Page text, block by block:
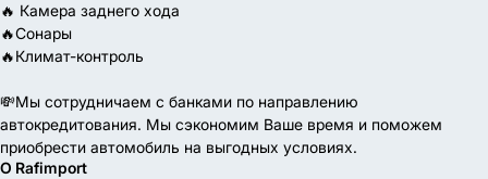
🔥 Камера заднего хода
🔥Сонары
🔥Климат-контроль
💸Мы сотрудничаем с банками по направлению
автокредитования. Мы сэкономим Ваше время и поможем
приобрести автомобиль на выгодных условиях.
О Rafimport